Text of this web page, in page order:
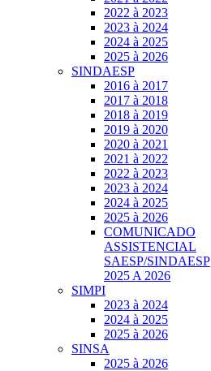
2022 à 2023
2023 à 2024
2024 à 2025
2025 à 2026
SINDAESP
2016 à 2017
2017 à 2018
2018 à 2019
2019 à 2020
2020 à 2021
2021 à 2022
2022 à 2023
2023 à 2024
2024 à 2025
2025 à 2026
COMUNICADO
ASSISTENCIAL
SAESP/SINDAESP
2025 A 2026
SIMPI
2023 à 2024
2024 à 2025
2025 à 2026
SINSA
2025 à 2026